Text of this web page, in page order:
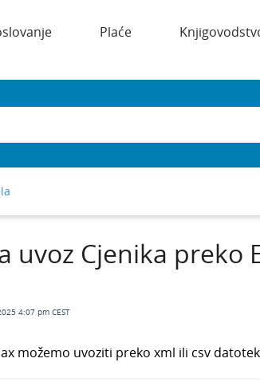
Plaće
uvoz Cjenika preko
4:07 pm CEST
možemo uvoziti preko xml ili csv